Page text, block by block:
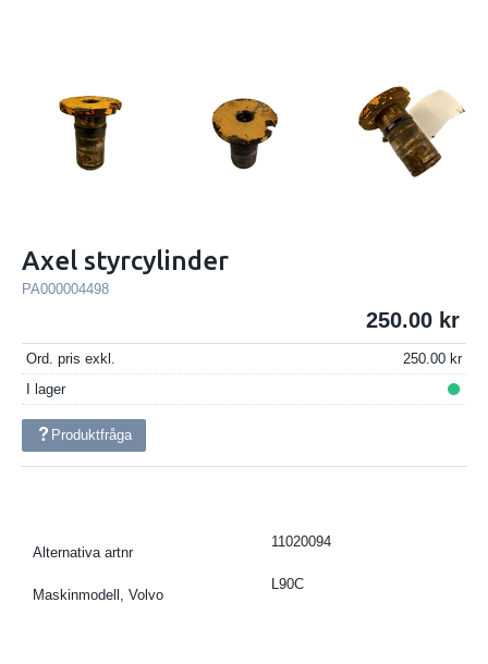
Axel styrcylinder
PA000004498
250.00
Ord. pris exkl.
250.00
I lager
Produktfråga
Alternativa artnr
11020094
Maskinmodell, Volvo
L90C